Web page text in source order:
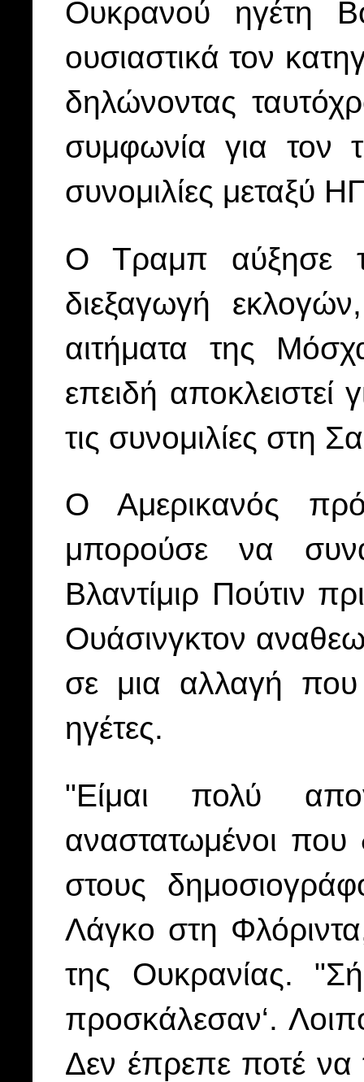
Ουκρανού ηγέτη
ουσιαστικά τον
δηλώνοντας
συμφωνία για τον
συνομιλίες μεταξύ
Ο Τραμπ αύξησε
διεξαγωγή
αιτήματα της
επειδή αποκλειστεί
τις συνομιλίες στη
Ο Αμερικανός
μπορούσε να
Βλαντίμιρ Πούτιν
Ουάσινγκτον
σε μια αλλαγή που
ηγέτες.
"Είμαι πολύ
αναστατωμένοι
στους
Λάγκο στη
της Ουκρανίας.
προσκάλεσαν‘.
Δεν έπρεπε ποτέ να